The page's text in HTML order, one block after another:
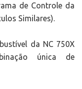
de Controle da
Similares).
da NC 750X
única de